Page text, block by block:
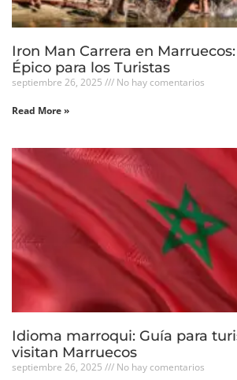
Iron Man Carrera en
Épico para los Turistas
septiembre 26, 2025 No hay comentarios
Read More »
Idioma marroqui: Guía para
visitan Marruecos
septiembre 26, 2025 No hay comentarios